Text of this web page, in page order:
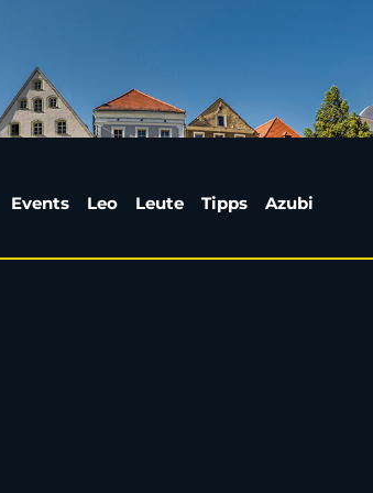
Autos in
Events Leo Leute Tipps Azubi